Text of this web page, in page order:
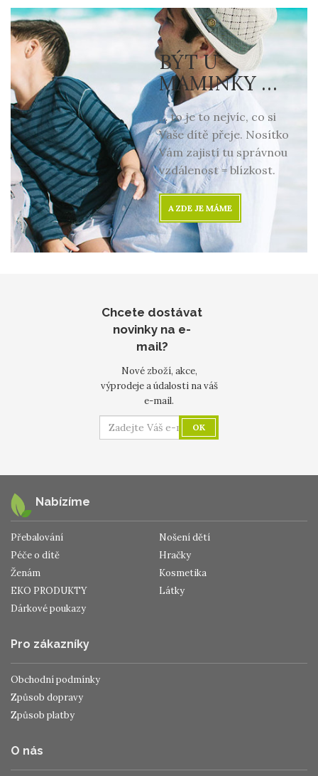
BÝT U
MAMINKY …
… to je to nejvíc, co si
Vaše dítě přeje. Nosítko
Vám zajistí tu správnou
vzdálenost = blízkost.
A ZDE JE MÁME
Chcete dostávat
novinky na e-
mail?
Nové zboží, akce,
výprodeje a údalosti na váš
e-mail.
OK
Nabízíme
Přebalování
Nošení dětí
Péče o dítě
Hračky
Ženám
Kosmetika
EKO PRODUKTY
Látky
Dárkové poukazy
Pro zákazníky
Obchodní podmínky
Způsob dopravy
Způsob platby
O nás